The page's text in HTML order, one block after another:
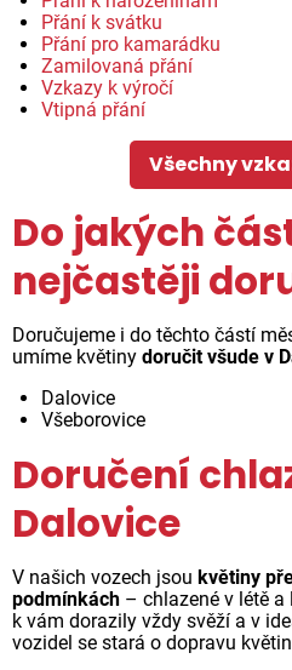
Přání k svátku
Přání pro kamarádku
Zamilovaná přání
Vzkazy k výročí
Vtipná přání
Všechny
Do jakých
nejčastěji
Doručujeme i do těchto částí
umíme květiny doručit všude v
Dalovice
Všeborovice
Doručení
Dalovice
V našich vozech jsou květiny
podmínkách – chlazené v létě a
k vám dorazily vždy svěží a v
vozidel se stará o dopravu